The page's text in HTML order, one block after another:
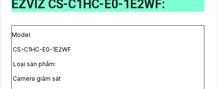
EZVIZ CS-C1HC-E0-1E2WF:
Model
CS-C1HC-E0-1E2WF
Loại sản phẩm:
Camera giám sát